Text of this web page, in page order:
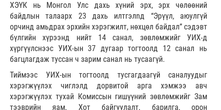
ХЭҮК нь Монгол Улс дахь хүний эрх, эрх чөлөөний
байдлын талаарх 23 дахь илтгэлnд “Эрүүл, аюулгүй
орчинд амьдрах эрхийн хэрэгжилт, нөхцөл байдал” сэдэвт
бүлгийн хүрээнд нийт 14 санал, зөвлөмжийг УИХ-д
хүргүүлснээс УИХ-ын 37 дугаар тогтоолд 12 санал нь
багцлагдаж туссан ч зарим санал нь тусаагүй.
Тиймээс УИХ-ын тогтоолд тусгагдаагүй саналуудыг
хэрэгжүүлэх чиглэлд дорвитой арга хэмжээ авч
хэрэгжүүлэх тухай Комиссын гишүүний зөвлөмжийг Зам
тээврийн яам, Хот байгуулалт, барилга, орон